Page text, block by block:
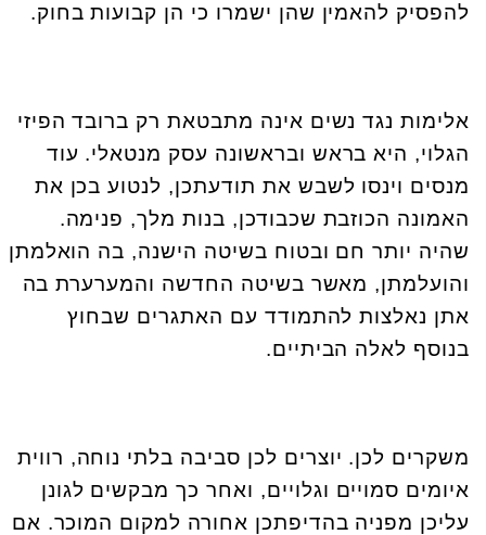
להפסיק להאמין שהן ישמרו כי הן קבועות בחוק.
אלימות נגד נשים אינה מתבטאת רק ברובד הפיזי
הגלוי, היא בראש ובראשונה עסק מנטאלי. עוד
מנסים וינסו לשבש את תודעתכן, לנטוע בכן את
האמונה הכוזבת שכבודכן, בנות מלך, פנימה.
שהיה יותר חם ובטוח בשיטה הישנה, בה הואלמתן
והועלמתן, מאשר בשיטה החדשה והמערערת בה
אתן נאלצות להתמודד עם האתגרים שבחוץ
בנוסף לאלה הביתיים.
משקרים לכן. יוצרים לכן סביבה בלתי נוחה, רווית
איומים סמויים וגלויים, ואחר כך מבקשים לגונן
עליכן מפניה בהדיפתכן אחורה למקום המוכר. אם